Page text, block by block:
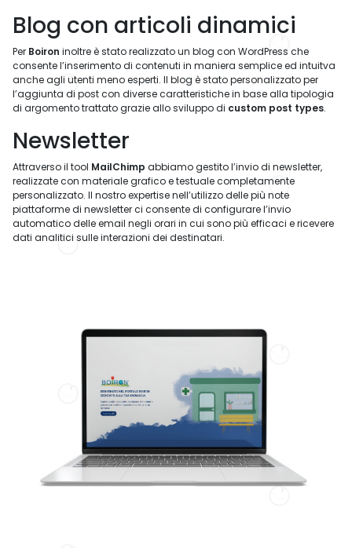
Blog con articoli dinamici
Per Boiron inoltre è stato realizzato un blog con WordPress che
consente l’inserimento di contenuti in maniera semplice ed intuitva
anche agli utenti meno esperti. Il blog è stato personalizzato per
l’aggiunta di post con diverse caratteristiche in base alla tipologia
di argomento trattato grazie allo sviluppo di custom post types.
Newsletter
Attraverso il tool MailChimp abbiamo gestito l’invio di newsletter,
realizzate con materiale grafico e testuale completamente
personalizzato. Il nostro expertise nell’utilizzo delle più note
piattaforme di newsletter ci consente di configurare l’invio
automatico delle email negli orari in cui sono più efficaci e ricevere
dati analitici sulle interazioni dei destinatari.